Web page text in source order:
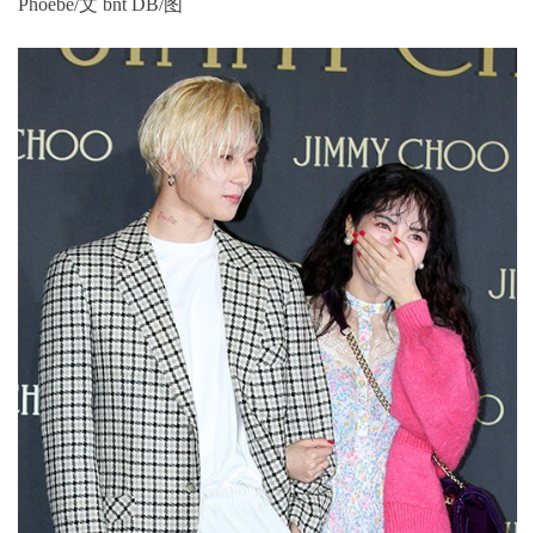
Phoebe/文 bnt DB/图